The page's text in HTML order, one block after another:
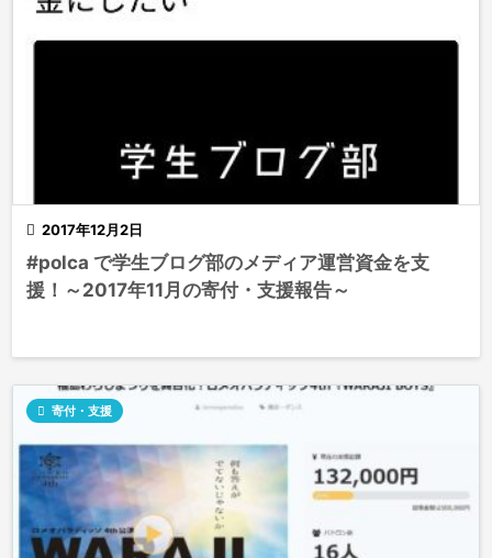
 2017年12月2日
#polca で学生ブログ部のメディア運営資金を支
援！～2017年11月の寄付・支援報告～
 寄付・支援